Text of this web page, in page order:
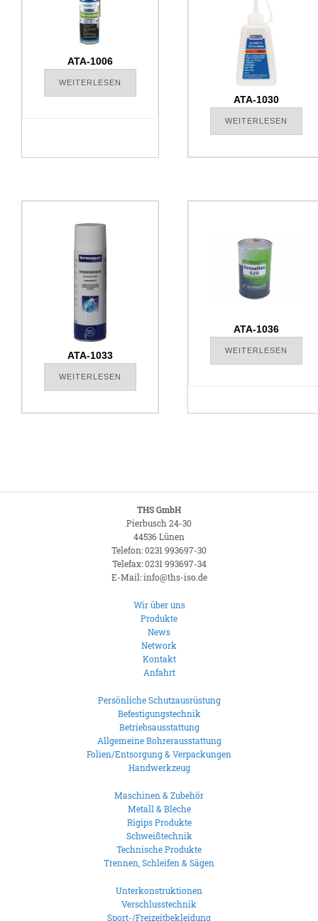
ATA-1006
WEITERLESEN
ATA-1030
WEITERLESEN
ATA-1033
WEITERLESEN
ATA-1036
WEITERLESEN
THS GmbH
Pierbusch 24-30
44536 Lünen
Telefon: 0231 993697-30
Telefax: 0231 993697-34
E-Mail: info@ths-iso.de
Wir über uns
Produkte
News
Network
Kontakt
Anfahrt
Persönliche Schutzausrüstung
Befestigungstechnik
Betriebsausstattung
Allgemeine Bohrerausstattung
Folien/Entsorgung & Verpackungen
Handwerkzeug
Maschinen & Zubehör
Metall & Bleche
Rigips Produkte
Schweißtechnik
Technische Produkte
Trennen, Schleifen & Sägen
Unterkonstruktionen
Verschlusstechnik
Sport-/Freizeitbekleidung